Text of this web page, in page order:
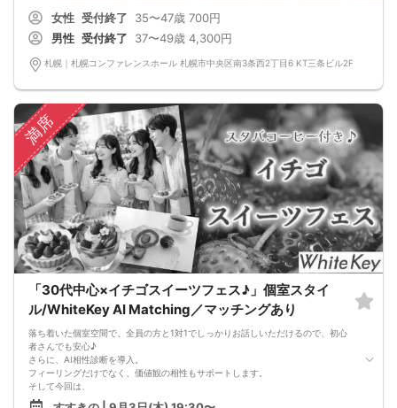
・クリスピークリームドーナツ
・ウーロン茶、緑茶、コーヒー
■MATCHING SHUTTER
- マッチングシャッター -男女の間には大振りなカーテンカウントダウンが始ま
る…パーティー開始とともについに開く…あなたの前に現れるのは誰！？
やカーテンで仕切られた壁空間は男女別、誰にも見られないプライベート感が半
端ない！
■WhiteKey AI Matching
ホワイトキーが生んだ未来のマッチングプログラム・カップルになる確率％を事
前に知らせる相性診断機能・話すべき相手は「AI」が決めてくれる
参加条件：友達を増やしたい方・出逢いを探されている方
女性 受付終了 35〜47歳 700円
男性 受付終了 37〜49歳 4,300円
札幌｜札幌コンファレンスホール 札幌市中央区南3条西2丁目6 KT三条ビル2F
満席
「30代中心×イチゴスイーツフェス♪」個室スタイ
ル/WhiteKey AI Matching／マッチングあり
落ち着いた個室空間で、全員の方と1対1でしっかりお話しいただけるので、初心
者さんでも安心♪
さらに、AI相性診断を導入。
フィーリングだけでなく、価値観の相性もサポートします。
そして今回は、
イチゴのスイーツとスターバックスのコーヒーをご用意！